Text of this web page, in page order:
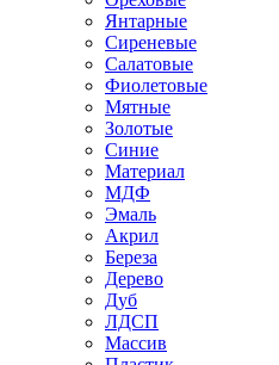
Янтарные
Сиреневые
Салатовые
Фиолетовые
Мятные
Золотые
Синие
Материал
МДФ
Эмаль
Акрил
Береза
Дерево
Дуб
ЛДСП
Массив